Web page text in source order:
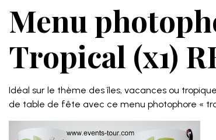
Menu
Tropical (x1)
Idéal sur le thème des îles, vacances ou
de table de fête avec ce menu photophore «